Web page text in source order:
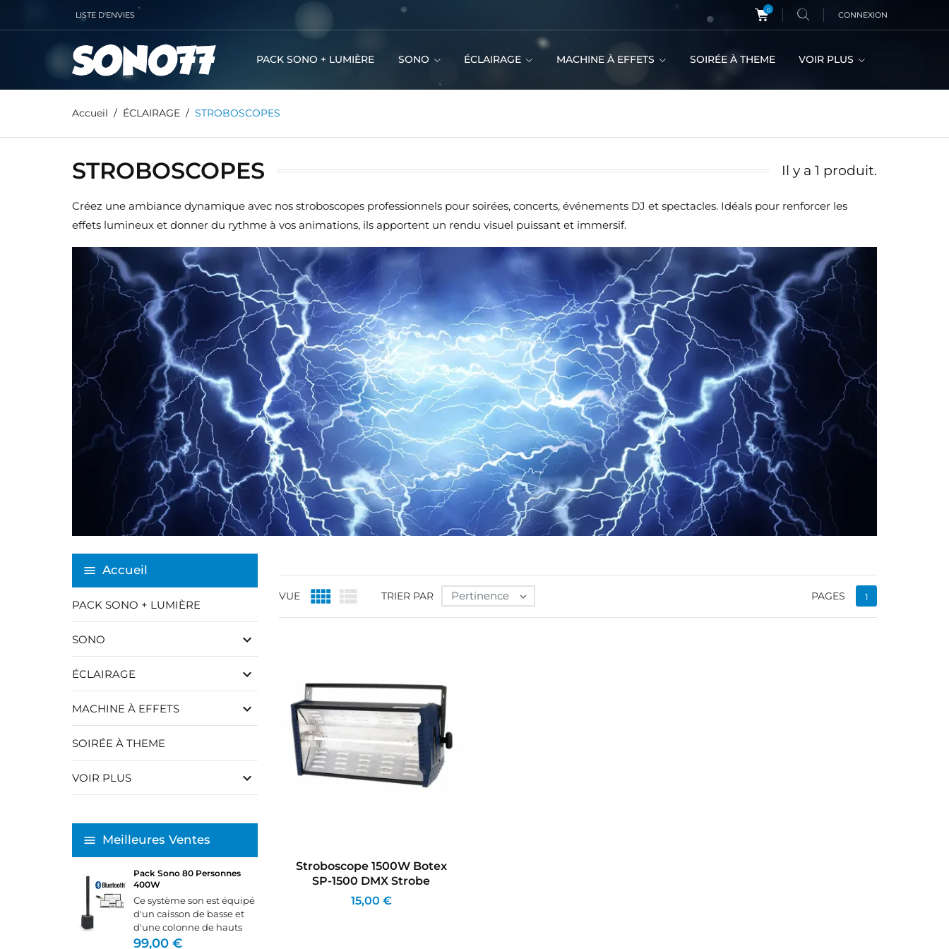
LISTE D'ENVIES 0 CONNEXION
PACK SONO + LUMIÈRE SONO ÉCLAIRAGE MACHINE À EFFETS SOIRÉE À THEME VOIR PLUS
Accueil ÉCLAIRAGE STROBOSCOPES
STROBOSCOPES Il y a 1 produit.
Créez une ambiance dynamique avec nos stroboscopes professionnels pour soirées, concerts, événements DJ et spectacles. Idéals pour renforcer les
effets lumineux et donner du rythme à vos animations, ils apportent un rendu visuel puissant et immersif.
Accueil
PACK SONO + LUMIÈRE
SONO keyboard_arrow_down
ÉCLAIRAGE keyboard_arrow_down
MACHINE À EFFETS keyboard_arrow_down
SOIRÉE À THEME
VOIR PLUS keyboard_arrow_down
Meilleures Ventes
Pack Sono 80 Personnes
400W
Ce système son est équipé
d'un caisson de basse et
d'une colonne de hauts
parleurs.Il se branche
99,00 €
VUE   TRIER PAR Pertinence  PAGES 1
Stroboscope 1500W Botex
SP-1500 DMX Strobe
15,00 €